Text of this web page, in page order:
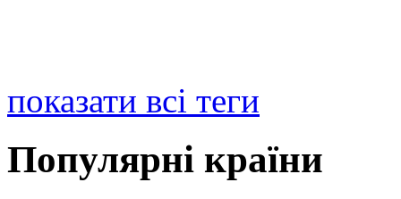
показати всі теги
Популярні країни